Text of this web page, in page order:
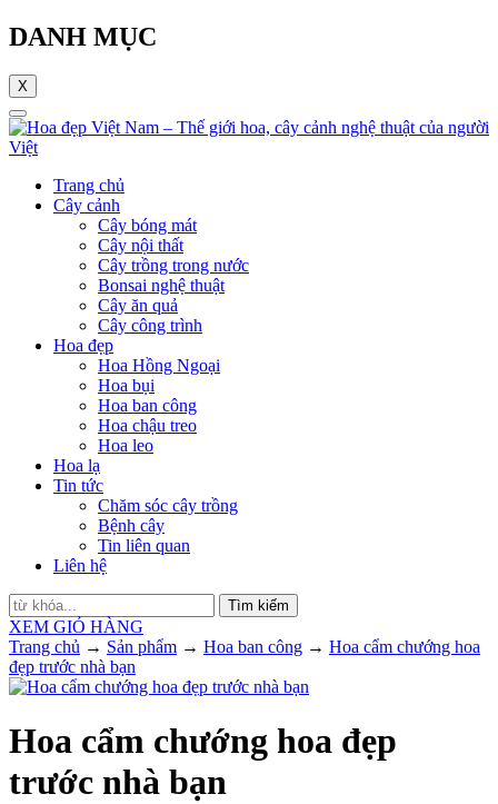
DANH MỤC
X
Trang chủ
Cây cảnh
Cây bóng mát
Cây nội thất
Cây trồng trong nước
Bonsai nghệ thuật
Cây ăn quả
Cây công trình
Hoa đẹp
Hoa Hồng Ngoại
Hoa bụi
Hoa ban công
Hoa chậu treo
Hoa leo
Hoa lạ
Tin tức
Chăm sóc cây trồng
Bệnh cây
Tin liên quan
Liên hệ
Tìm kiếm
XEM GIỎ HÀNG
Trang chủ → Sản phẩm → Hoa ban công → Hoa cẩm chướng hoa
đẹp trước nhà bạn
Hoa cẩm chướng hoa đẹp
trước nhà bạn